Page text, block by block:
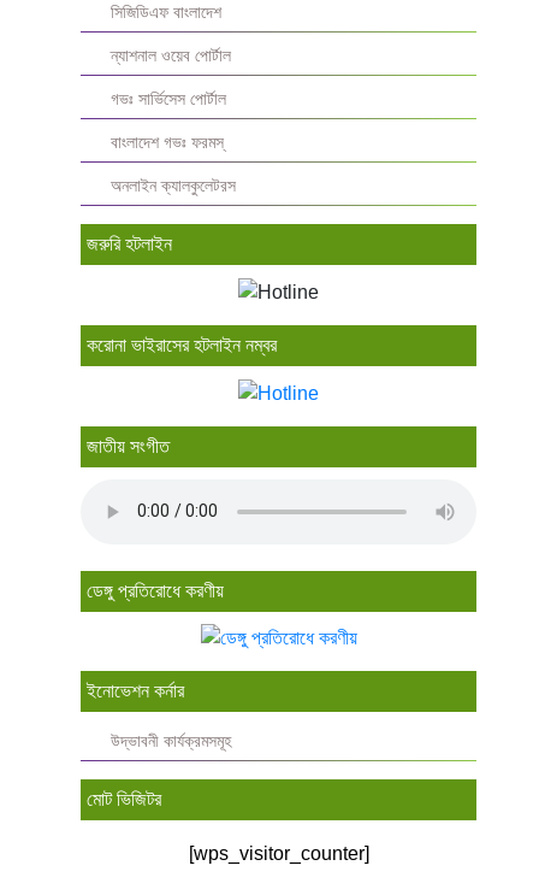
সিজিডিএফ বাংলাদেশ
ন্যাশনাল ওয়েব পোর্টাল
গভঃ সার্ভিসেস পোর্টাল
বাংলাদেশ গভঃ ফরমস্‌
অনলাইন ক্যালকুলেটরস
জরুরি হটলাইন
করোনা ভাইরাসের হটলাইন নম্বর
জাতীয় সংগীত
ডেঙ্গু প্রতিরোধে করণীয়
ইনোভেশন কর্নার
উদ্ভাবনী কার্যক্রমসমূহ
মোট ভিজিটর
[wps_visitor_counter]